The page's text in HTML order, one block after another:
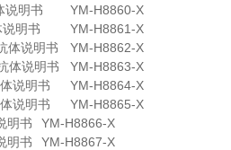
说明书
YM-H8860-X
明书
YM-H8861-X
体说明书
YM-H8862-X
体说明书
YM-H8863-X
说明书
YM-H8864-X
说明书
YM-H8865-X
明书
YM-H8866-X
明书
YM-H8867-X